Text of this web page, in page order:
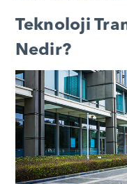
Teknoloji
Nedir?